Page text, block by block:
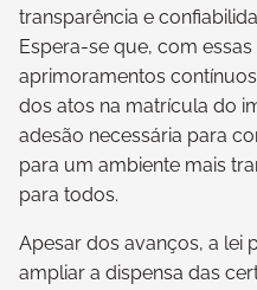
transparência e
Espera-se que, com
aprimoramentos
dos atos na matrícula do
adesão necessária para
para um ambiente mais
para todos.
Apesar dos avanços, a lei
ampliar a dispensa das